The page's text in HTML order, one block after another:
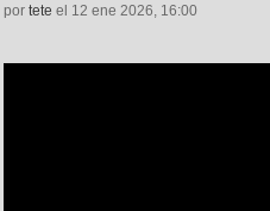
por tete el 12 ene 2026, 16:00